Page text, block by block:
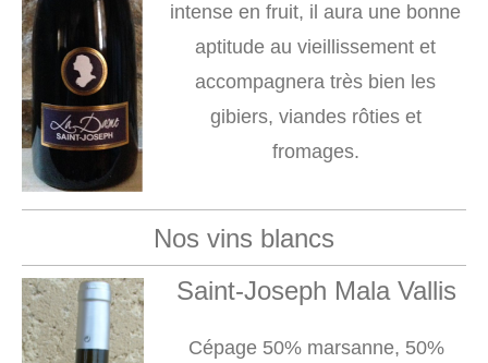
intense en fruit, il aura une bonne
aptitude au vieillissement et
accompagnera très bien les
gibiers, viandes rôties et
fromages.
Nos vins blancs
Saint-Joseph Mala Vallis
Cépage 50% marsanne, 50%